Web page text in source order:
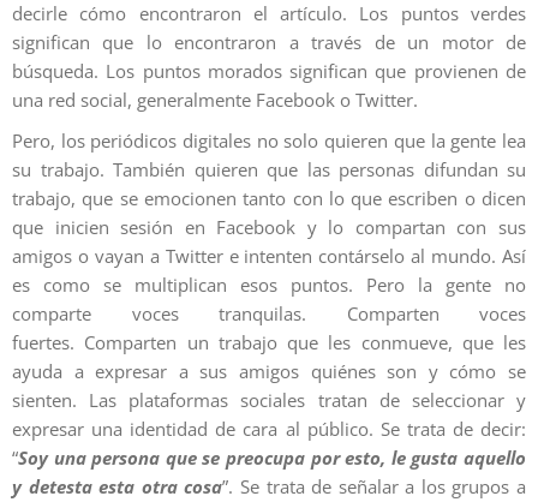
decirle cómo encontraron el artículo. Los puntos verdes
significan que lo encontraron a través de un motor de
búsqueda. Los puntos morados significan que provienen de
una red social, generalmente Facebook o Twitter.
Pero, los periódicos digitales no solo quieren que la gente lea
su trabajo. También quieren que las personas difundan su
trabajo, que se emocionen tanto con lo que escriben o dicen
que inicien sesión en Facebook y lo compartan con sus
amigos o vayan a Twitter e intenten contárselo al mundo. Así
es como se multiplican esos puntos. Pero la gente no
comparte voces tranquilas. Comparten voces
fuertes. Comparten un trabajo que les conmueve, que les
ayuda a expresar a sus amigos quiénes son y cómo se
sienten. Las plataformas sociales tratan de seleccionar y
expresar una identidad de cara al público. Se trata de decir:
“Soy una persona que se preocupa por esto, le gusta aquello
y detesta esta otra cosa”. Se trata de señalar a los grupos a